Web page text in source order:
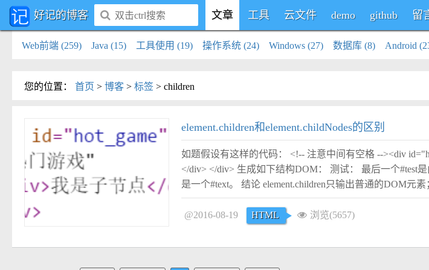
好记的博客 文章 工具 云文件 demo github 留
Web前端 (259) Java (15) 工具使用 (19) 操作系统 (24) Windows (27) 数据库 (8) Android
您的位置 ： 首页 > 博客 > 标签 > children
element.children和element.childNodes的区别
如题假设有这样的代码： <!-- 注意中间有空格 --><div
</div> </div> 生成如下结构DOM： 测试： 最后一个#test
是一个#text。 结论 element.children只输出普通的DOM元素
@2016-08-19 HTML 浏览(5657)